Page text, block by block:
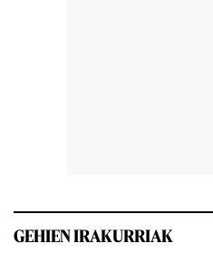
GEHIEN IRAKURRIAK